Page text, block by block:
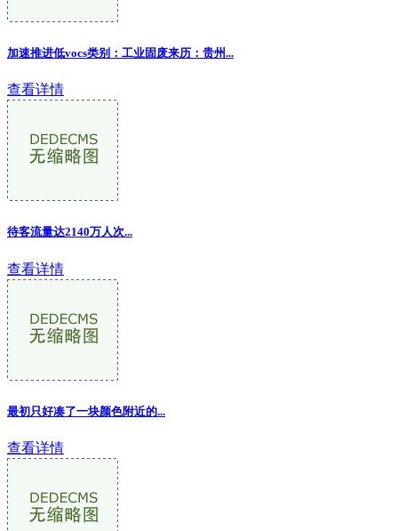
加速推进低vocs类别：工业固废来历：贵州...
查看详情
待客流量达2140万人次...
查看详情
最初只好凑了一块颜色附近的...
查看详情